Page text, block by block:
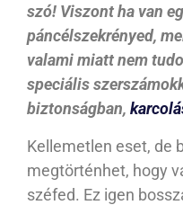
szó! Viszont ha van
páncélszekrényed,
valami miatt nem
speciális
biztonságban,
Kellemetlen eset, de
megtörténhet, hogy
széfed. Ez igen